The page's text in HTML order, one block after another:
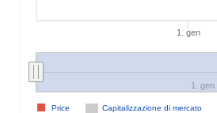
1. gen
Capitalizzazione di mercato
Price
1. gen